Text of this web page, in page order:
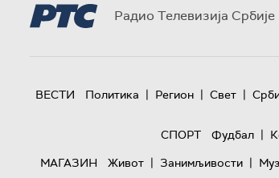
Радио Телевизија Србије
ВЕСТИ Политика | Регион | Свет |
СПОРТ
Фудбал |
МАГАЗИН
Живот | Занимљивости |